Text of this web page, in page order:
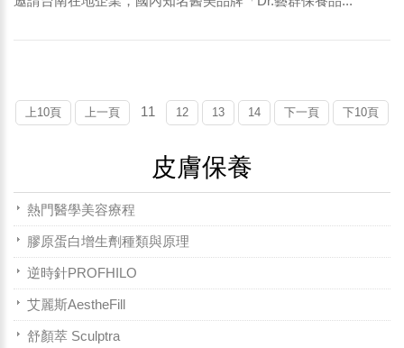
上10頁 上一頁 11 12 13 14 下一頁 下10頁
皮膚保養
熱門醫學美容療程
膠原蛋白增生劑種類與原理
逆時針PROFHILO
艾麗斯AestheFill
舒顏萃 Sculptra